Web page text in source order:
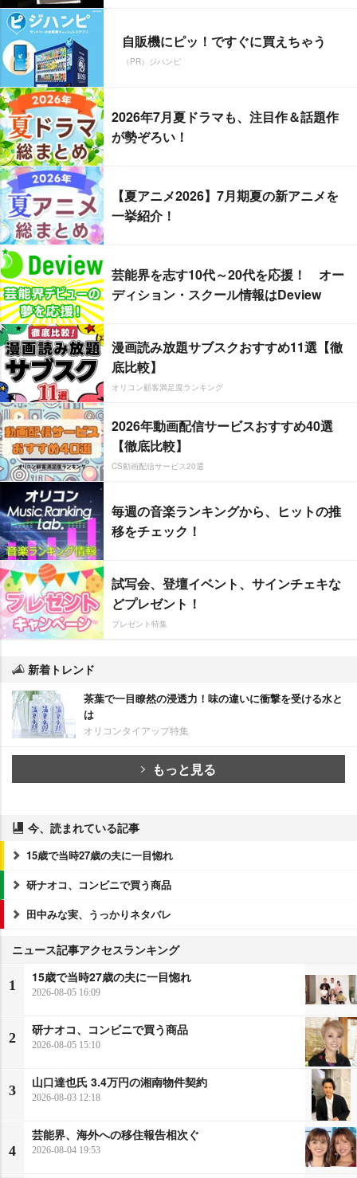
自販機にピッ！ですぐに買えちゃう
（PR）ジハンピ
2026年7月夏ドラマも、注目作＆話題作
が勢ぞろい！
【夏アニメ2026】7月期夏の新アニメを
一挙紹介！
芸能界を志す10代～20代を応援！ オー
ディション・スクール情報はDeview
漫画読み放題サブスクおすすめ11選【徹
底比較】
オリコン顧客満足度ランキング
2026年動画配信サービスおすすめ40選
【徹底比較】
CS動画配信サービス20選
毎週の音楽ランキングから、ヒットの推
移をチェック！
試写会、登壇イベント、サインチェキな
どプレゼント！
プレゼント特集
新着トレンド
茶葉で一目瞭然の浸透力！味の違いに衝撃を受ける水と
は
オリコンタイアップ特集
もっと見る
今、読まれている記事
15歳で当時27歳の夫に一目惚れ
研ナオコ、コンビニで買う商品
田中みな実、うっかりネタバレ
ニュース記事アクセスランキング
1
15歳で当時27歳の夫に一目惚れ
2026-08-05 16:09
2
研ナオコ、コンビニで買う商品
2026-08-05 15:10
3
山口達也氏 3.4万円の湘南物件契約
2026-08-03 12:18
4
芸能界、海外への移住報告相次ぐ
2026-08-04 19:53